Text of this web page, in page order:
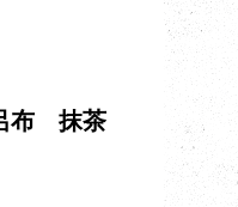
布 抹茶